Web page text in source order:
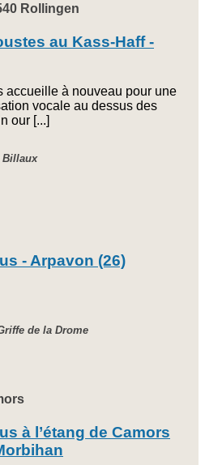
Rollingen
au Kass-Haff -
accueille à nouveau pour une
vocale au dessus des
our [...]
Billaux
- Arpavon (26)
de la Drome
à l’étang de Camors